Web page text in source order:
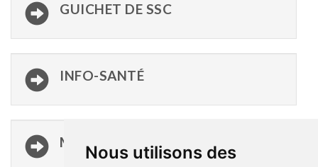
Nous utilisons des
GUICHET DE SSC
INFO-SANTÉ
MÉDECINE DE JOUR